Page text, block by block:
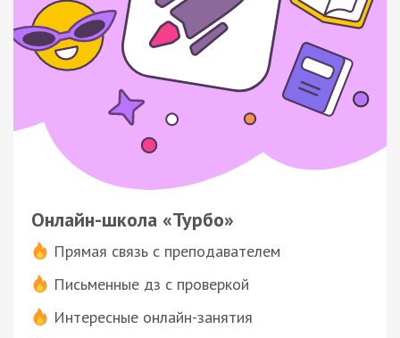
Онлайн-школа «Турбо»
Прямая связь с преподавателем
Письменные дз с проверкой
Интересные онлайн-занятия